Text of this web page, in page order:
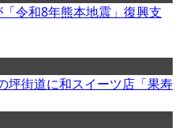
令和8年熊本地震」復興支
坪街道に和スイーツ店「果寿